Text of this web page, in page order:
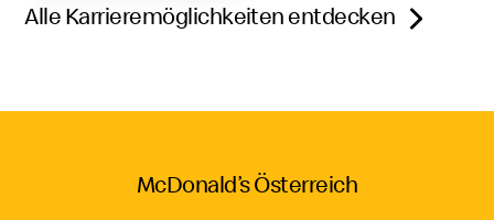
Alle Karrieremöglichkeiten entdecken
McDonald’s Österreich